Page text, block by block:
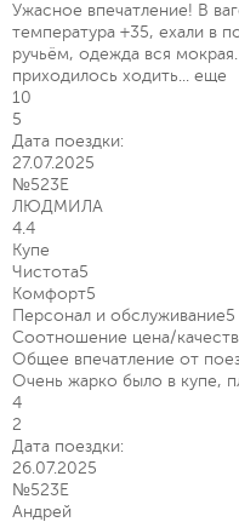
Ужасное впечатление! В
температура +35, ехали в
ручьём, одежда вся
приходилось ходить... еще
10
5
Дата поездки:
27.07.2025
№523Е
ЛЮДМИЛА
4.4
Купе
Чистота5
Комфорт5
Персонал и обслуживание5
Соотношение цена/
Общее впечатление от
Очень жарко было в купе,
4
2
Дата поездки:
26.07.2025
№523Е
Андрей